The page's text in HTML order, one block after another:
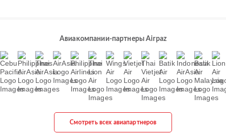
Авиакомпании-партнеры Airpaz
Смотреть всех авиапартнеров